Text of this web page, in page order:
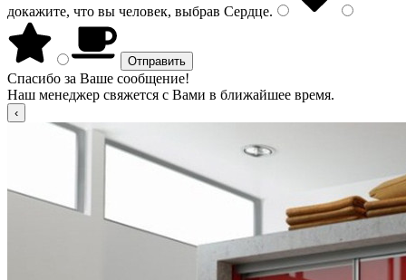
докажите, что вы человек, выбрав Сердце.
Спасибо за Ваше сообщение!
Наш менеджер свяжется с Вами в ближайшее время.